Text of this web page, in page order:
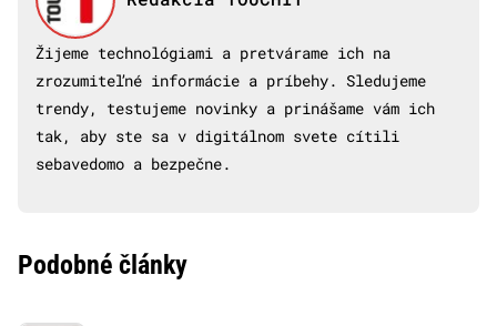
Žijeme technológiami a pretvárame ich na
zrozumiteľné informácie a príbehy. Sledujeme
trendy, testujeme novinky a prinášame vám ich
tak, aby ste sa v digitálnom svete cítili
sebavedomo a bezpečne.
Podobné články